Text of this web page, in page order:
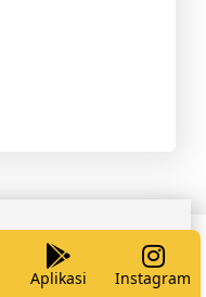
Aplikasi Instagram